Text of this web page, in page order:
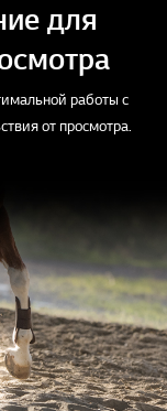
для
работы с
от просмотра.